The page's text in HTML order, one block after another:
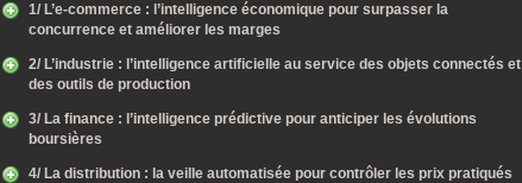
1/ L’e-commerce : l’intelligence économique pour surpasser la
concurrence et améliorer les marges
2/ L’industrie : l’intelligence artificielle au service des objets connectés et
des outils de production
3/ La finance : l’intelligence prédictive pour anticiper les évolutions
boursières
4/ La distribution : la veille automatisée pour contrôler les prix pratiqués